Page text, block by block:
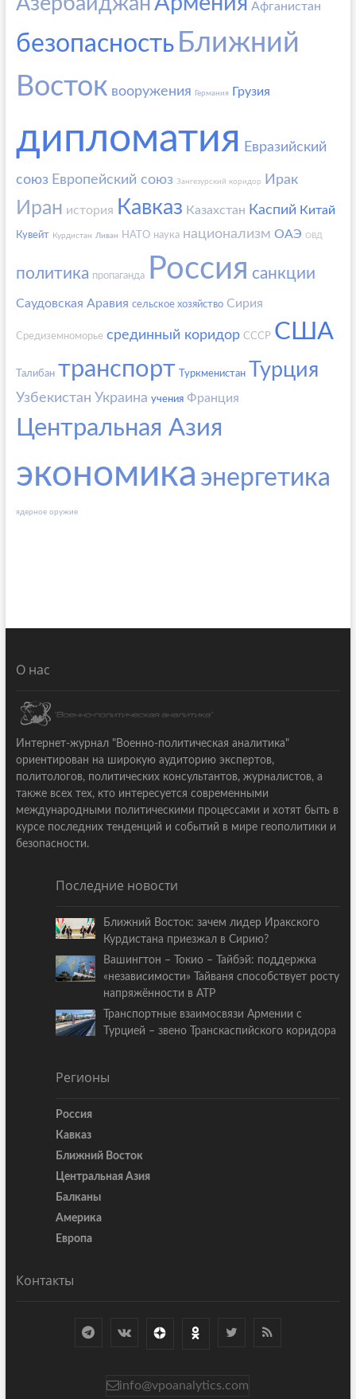
Афганистан
безопасность Ближний
Восток вооружения Германия Грузия
дипломатия Евразийский
союз Европейский союз Зангезурский коридор Ирак
Иран история Кавказ Казахстан Каспий Китай
Кувейт Курдистан Ливан НАТО наука национализм ОАЭ ОВД
политика пропаганда Россия санкции
Саудовская Аравия сельское хозяйство Сирия
Средиземноморье срединный коридор СССР США
Талибан транспорт Туркменистан Турция
Узбекистан Украина учения Франция
Центральная Азия
экономика энергетика
ядерное оружие
О нас
Интернет-журнал "Военно-политическая аналитика"
ориентирован на широкую аудиторию экспертов,
политологов, политических консультантов, журналистов, а
также всех тех, кто интересуется современными
международными политическими процессами и хотят быть в
курсе последних тенденций и событий в мире геополитики и
безопасности.
Последние новости
Ближний Восток: зачем лидер Иракского
Курдистана приезжал в Сирию?
Вашингтон – Токио – Тайбэй: поддержка
«независимости» Тайваня способствует росту
напряжённости в АТР
Транспортные взаимосвязи Армении с
Турцией – звено Транскаспийского коридора
Регионы
Россия
Кавказ
Ближний Восток
Центральная Азия
Балканы
Америка
Европа
Контакты
info@vpoanalytics.com